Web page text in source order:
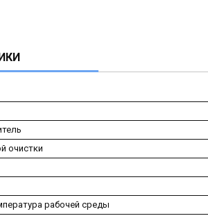
очистки
рабочей среды